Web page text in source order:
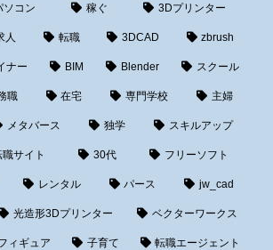
ソコン 稼ぐ 3Dプリンター
人 転職 3DCAD zbrush
ナー BIM Blender スクール
職 在宅 専門学校 主婦
メタバース 独学 スキルアップ
職サイト 30代 フリーソフト
レンタル パース jw_cad
光造形3Dプリンター ベクターワークス
ィギュア 子育て 転職エージェント